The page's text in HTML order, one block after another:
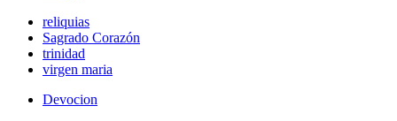
reliquias
Sagrado Corazón
trinidad
virgen maria
Devocion